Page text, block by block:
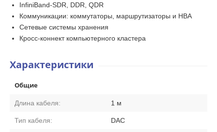
InfiniBand-SDR, DDR, QDR
Коммуникации: коммутаторы, маршрутизаторы и HBA
Сетевые системы хранения
Кросс-коннект компьютерного кластера
Характеристики
Общие
Длина кабеля: 1 м
Тип кабеля: DAC